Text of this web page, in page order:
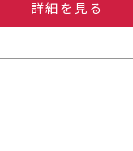
詳細を見る